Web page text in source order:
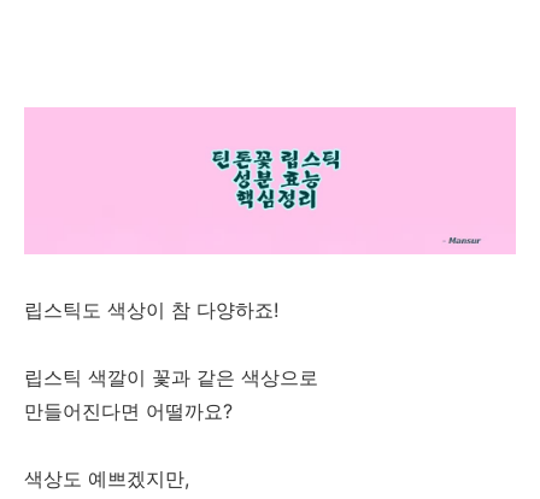
립스틱도 색상이 참 다양하죠!
립스틱 색깔이 꽃과 같은 색상으로
만들어진다면 어떨까요?
색상도 예쁘겠지만,